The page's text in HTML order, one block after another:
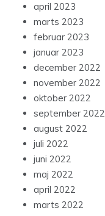
april 2023
marts 2023
februar 2023
januar 2023
december 2022
november 2022
oktober 2022
september 2022
august 2022
juli 2022
juni 2022
maj 2022
april 2022
marts 2022